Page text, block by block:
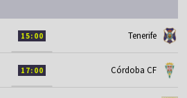
15:00 Tenerife
17:00 Córdoba CF